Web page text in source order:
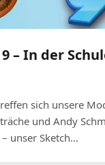
– In der
sich unsere
und Andy
unser Sketch...